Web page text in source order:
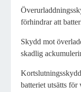
förhindrar att
Skydd mot
skadlig
batteriet utsätts för